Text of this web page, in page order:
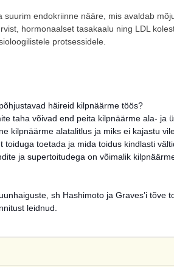
suurim endokriinne nääre, mis avaldab
hormonaalset tasakaalu ning LDL
protsessidele.
häireid kilpnäärme töös?
taha võivad end peita kilpnäärme ala- ja
kilpnäärme alatalitlus ja miks ei kajastu
toiduga toetada ja mida toidus kindlasti
ja supertoitudega on võimalik
sh Hashimoto ja Graves’i
leidnud.